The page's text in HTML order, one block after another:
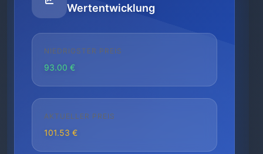
Wertentwicklung
NIEDRIGSTER PREIS
93.00 €
AKTUELLER PREIS
101.53 €